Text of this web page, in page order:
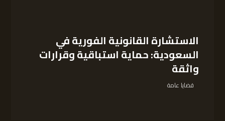
الاستشارة القانونية الفورية في
السعودية: حماية استباقية وقرارات
واثقة
قضايا عامة